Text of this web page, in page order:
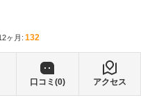
ヶ月: 132
口コミ(0) アクセス